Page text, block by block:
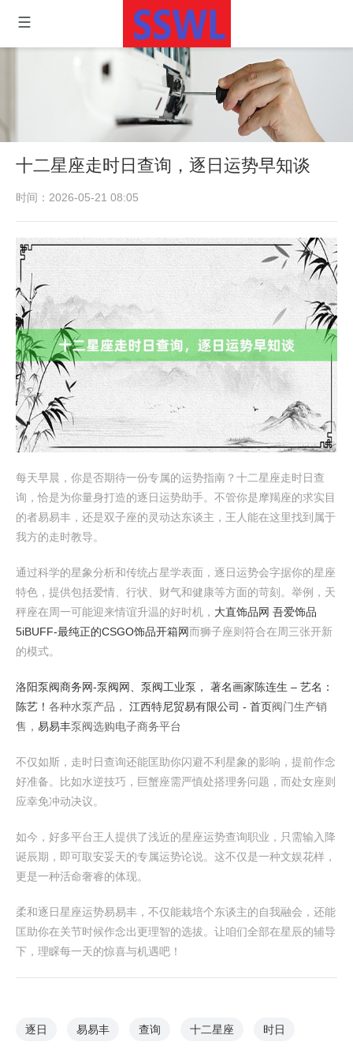
十二星座走时日查询，逐日运势早知谈
时间：2026-05-21 08:05
每天早晨，你是否期待一份专属的运势指南？十二星座走时日查
询，恰是为你量身打造的逐日运势助手。不管你是摩羯座的求实目
的者易易丰，还是双子座的灵动达东谈主，王人能在这里找到属于
我方的走时教导。
通过科学的星象分析和传统占星学表面，逐日运势会字据你的星座
特色，提供包括爱情、行状、财气和健康等方面的苛刻。举例，天
秤座在周一可能迎来情谊升温的好时机， 大直饰品网 吾爱饰品
5iBUFF-最纯正的CSGO饰品开箱网而狮子座则符合在周三张开新
的模式。
洛阳泵阀商务网-泵阀网、泵阀工业泵， 著名画家陈连生 – 艺名：
陈艺！ 各种水泵产品， 江西特尼贸易有限公司 - 首页阀门生产销
售， 易易丰泵阀选购电子商务平台
不仅如斯，走时日查询还能匡助你闪避不利星象的影响，提前作念
好准备。比如水逆技巧，巨蟹座需严慎处搭理务问题，而处女座则
应幸免冲动决议。
如今，好多平台王人提供了浅近的星座运势查询职业，只需输入降
诞辰期，即可取安妥天的专属运势论说。这不仅是一种文娱花样，
更是一种活命奢睿的体现。
柔和逐日星座运势易易丰，不仅能栽培个东谈主的自我融会，还能
匡助你在关节时候作念出更理智的选拔。让咱们全部在星辰的辅导
下，理睬每一天的惊喜与机遇吧！
逐日 易易丰 查询 十二星座 时日